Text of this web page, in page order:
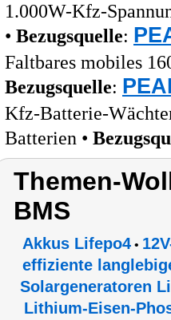
1.000W-Kfz-
• Bezugsquelle:
Faltbares mobiles
Bezugsquelle:
Kfz-Batterie-
Batterien •
Themen-
BMS
Akkus Lifepo4 •
effiziente
Solargeneratoren
Lithium-Eisen-